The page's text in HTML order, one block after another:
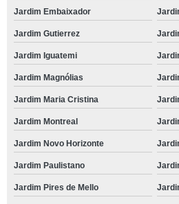
Jardim Embaixador
Jardim Gutierrez
Jardim Iguatemi
Jardim Magnólias
Jardim Maria Cristina
Jardim Montreal
Jardim Novo Horizonte
Jardim Paulistano
Jardim Pires de Mello